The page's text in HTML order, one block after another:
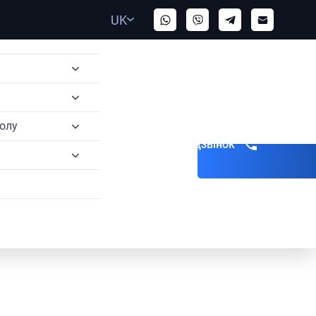
UK
Замовити дзвінок